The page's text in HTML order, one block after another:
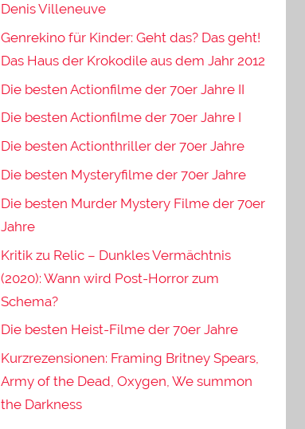
Denis Villeneuve
Genrekino für Kinder: Geht das? Das geht!
Das Haus der Krokodile aus dem Jahr 2012
Die besten Actionfilme der 70er Jahre II
Die besten Actionfilme der 70er Jahre I
Die besten Actionthriller der 70er Jahre
Die besten Mysteryfilme der 70er Jahre
Die besten Murder Mystery Filme der 70er
Jahre
Kritik zu Relic – Dunkles Vermächtnis
(2020): Wann wird Post-Horror zum
Schema?
Die besten Heist-Filme der 70er Jahre
Kurzrezensionen: Framing Britney Spears,
Army of the Dead, Oxygen, We summon
the Darkness